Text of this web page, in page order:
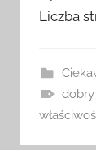
Liczba